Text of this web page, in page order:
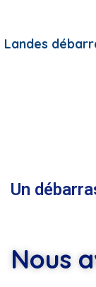
Landes
Un
Nous